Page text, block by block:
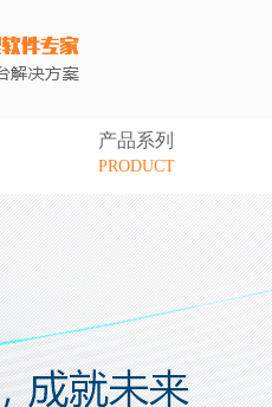
产品系列
PRODUCT